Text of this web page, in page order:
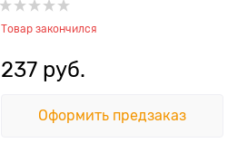
Товар закончился
237 руб.
Оформить предзаказ